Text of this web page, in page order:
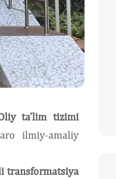
ta’lim tizimi
ilmiy-amaliy
transformatsiya